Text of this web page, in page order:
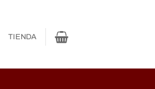
TIENDA